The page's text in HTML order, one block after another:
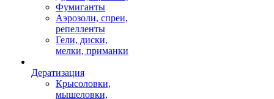
Фумиганты
Аэрозоли, спреи,
репелленты
Гели, диски,
мелки, приманки
Дератизация
Крысоловки,
мышеловки,